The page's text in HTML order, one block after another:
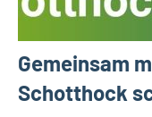
Gemeinsam
Schotthock